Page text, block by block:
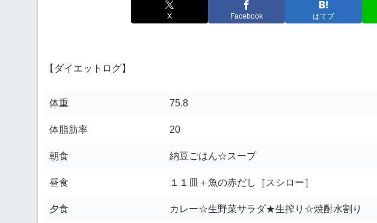
X Facebook はてブ
【ダイエットログ】
体重 75.8
体脂肪率 20
朝食 納豆ごはん☆スープ
昼食 １１皿＋魚の赤だし［スシロー］
夕食 カレー☆生野菜サラダ★生搾り☆焼酎水割り